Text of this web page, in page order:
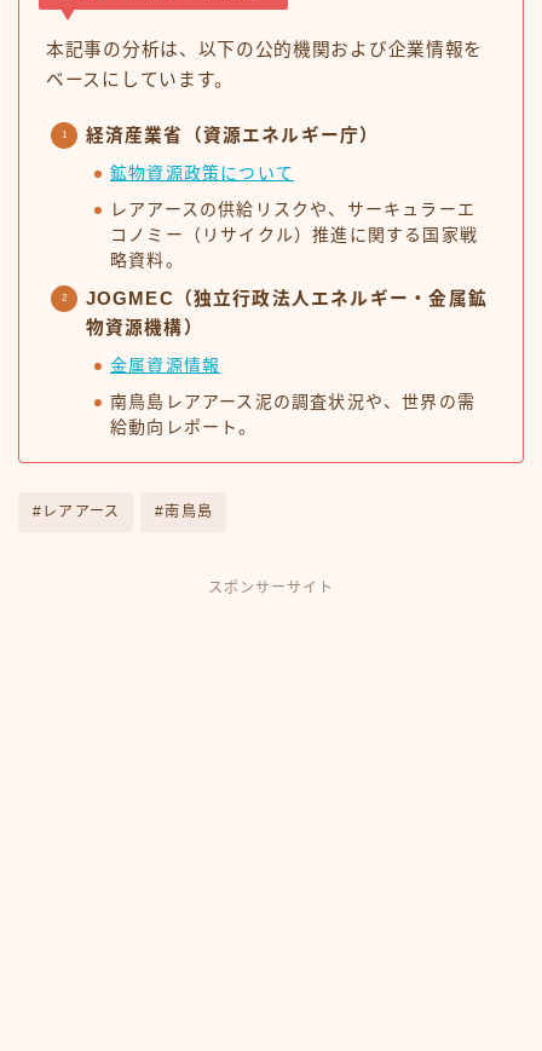
本記事の分析は、以下の公的機関および企業情報を
ベースにしています。
経済産業省（資源エネルギー庁）
鉱物資源政策について
レアアースの供給リスクや、サーキュラーエ
コノミー（リサイクル）推進に関する国家戦
略資料。
JOGMEC（独立行政法人エネルギー・金属鉱
物資源機構）
金属資源情報
南鳥島レアアース泥の調査状況や、世界の需
給動向レポート。
#レアアース #南鳥島
スポンサーサイト